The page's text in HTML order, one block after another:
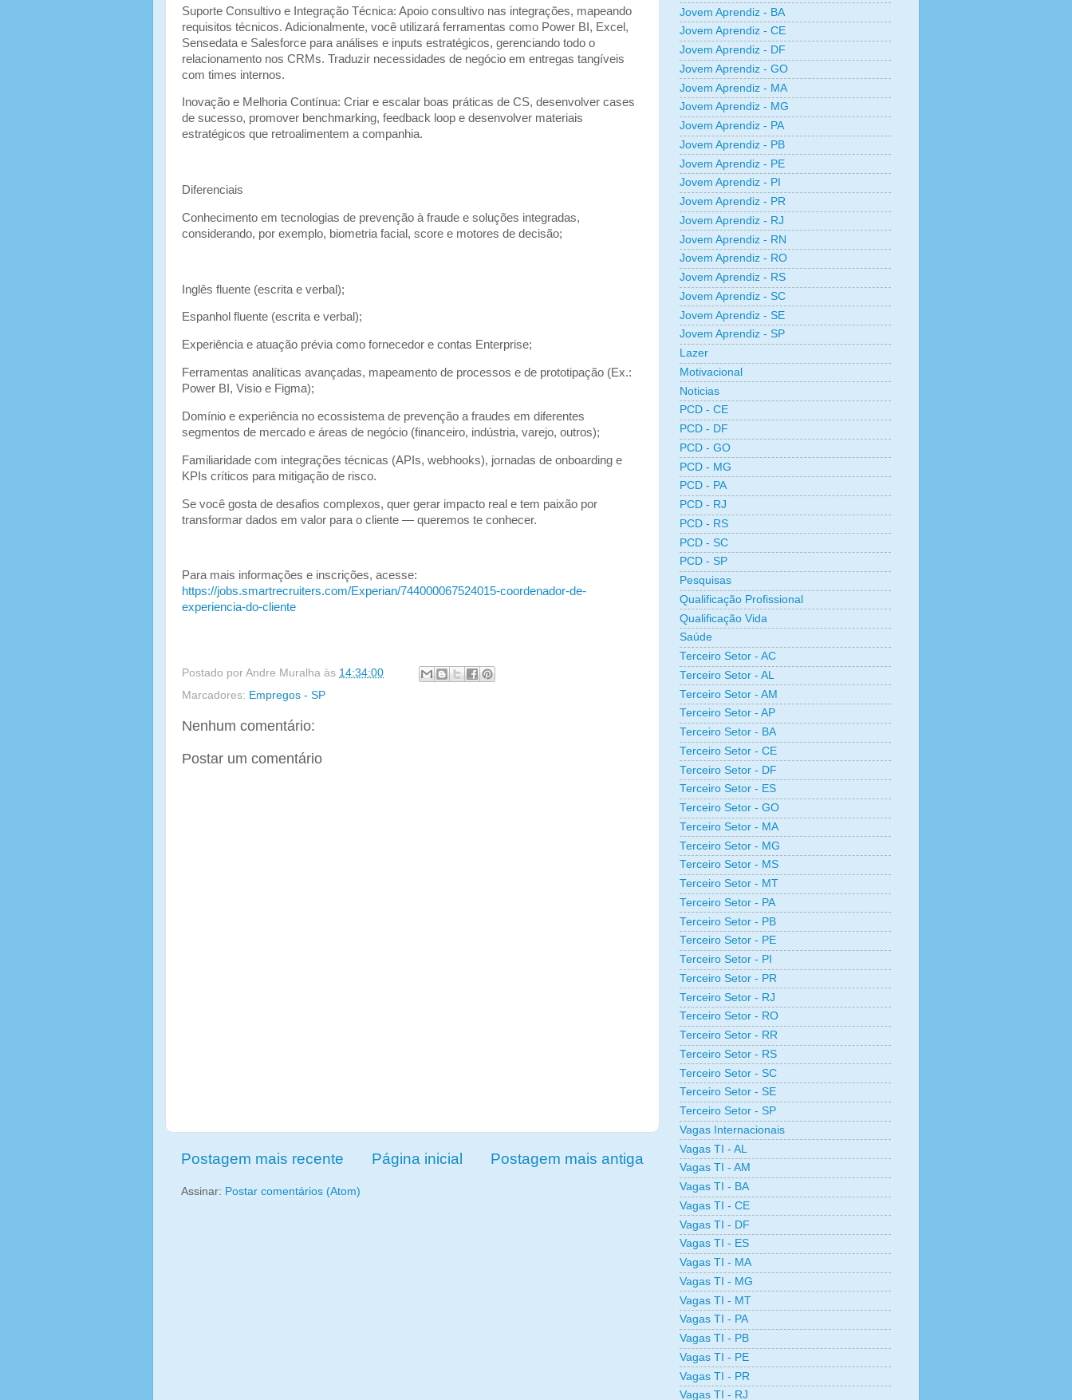
Suporte Consultivo e Integração Técnica: Apoio consultivo nas integrações, mapeando
requisitos técnicos. Adicionalmente, você utilizará ferramentas como Power BI, Excel,
Sensedata e Salesforce para análises e inputs estratégicos, gerenciando todo o
relacionamento nos CRMs. Traduzir necessidades de negócio em entregas tangíveis
com times internos.
Inovação e Melhoria Contínua: Criar e escalar boas práticas de CS, desenvolver cases
de sucesso, promover benchmarking, feedback loop e desenvolver materiais
estratégicos que retroalimentem a companhia.
Diferenciais
Conhecimento em tecnologias de prevenção à fraude e soluções integradas,
considerando, por exemplo, biometria facial, score e motores de decisão;
Inglês fluente (escrita e verbal);
Espanhol fluente (escrita e verbal);
Experiência e atuação prévia como fornecedor e contas Enterprise;
Ferramentas analíticas avançadas, mapeamento de processos e de prototipação (Ex.:
Power BI, Visio e Figma);
Domínio e experiência no ecossistema de prevenção a fraudes em diferentes
segmentos de mercado e áreas de negócio (financeiro, indústria, varejo, outros);
Familiaridade com integrações técnicas (APIs, webhooks), jornadas de onboarding e
KPIs críticos para mitigação de risco.
Se você gosta de desafios complexos, quer gerar impacto real e tem paixão por
transformar dados em valor para o cliente — queremos te conhecer.
Para mais informações e inscrições, acesse:
https://jobs.smartrecruiters.com/Experian/744000067524015-coordenador-de-
experiencia-do-cliente
Postado por Andre Muralha às 14:34:00
Marcadores: Empregos - SP
Nenhum comentário:
Postar um comentário
Postagem mais recente Postagem mais antiga
Página inicial
Assinar: Postar comentários (Atom)
Jovem Aprendiz - BA
Jovem Aprendiz - CE
Jovem Aprendiz - DF
Jovem Aprendiz - GO
Jovem Aprendiz - MA
Jovem Aprendiz - MG
Jovem Aprendiz - PA
Jovem Aprendiz - PB
Jovem Aprendiz - PE
Jovem Aprendiz - PI
Jovem Aprendiz - PR
Jovem Aprendiz - RJ
Jovem Aprendiz - RN
Jovem Aprendiz - RO
Jovem Aprendiz - RS
Jovem Aprendiz - SC
Jovem Aprendiz - SE
Jovem Aprendiz - SP
Lazer
Motivacional
Noticias
PCD - CE
PCD - DF
PCD - GO
PCD - MG
PCD - PA
PCD - RJ
PCD - RS
PCD - SC
PCD - SP
Pesquisas
Qualificação Profissional
Qualificação Vida
Saúde
Terceiro Setor - AC
Terceiro Setor - AL
Terceiro Setor - AM
Terceiro Setor - AP
Terceiro Setor - BA
Terceiro Setor - CE
Terceiro Setor - DF
Terceiro Setor - ES
Terceiro Setor - GO
Terceiro Setor - MA
Terceiro Setor - MG
Terceiro Setor - MS
Terceiro Setor - MT
Terceiro Setor - PA
Terceiro Setor - PB
Terceiro Setor - PE
Terceiro Setor - PI
Terceiro Setor - PR
Terceiro Setor - RJ
Terceiro Setor - RO
Terceiro Setor - RR
Terceiro Setor - RS
Terceiro Setor - SC
Terceiro Setor - SE
Terceiro Setor - SP
Vagas Internacionais
Vagas TI - AL
Vagas TI - AM
Vagas TI - BA
Vagas TI - CE
Vagas TI - DF
Vagas TI - ES
Vagas TI - MA
Vagas TI - MG
Vagas TI - MT
Vagas TI - PA
Vagas TI - PB
Vagas TI - PE
Vagas TI - PR
Vagas TI - RJ